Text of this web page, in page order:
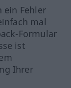
ein Fehler
mal
Formular
ist
Ihrer